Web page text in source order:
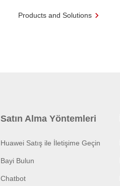
Products and Solutions
Satın Alma Yöntemleri
Huawei Satış ile İletişime Geçin
Bayi Bulun
Chatbot